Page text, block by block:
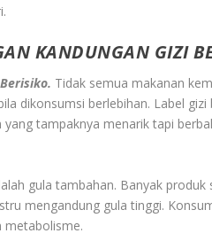
KANDUNGAN GIZI
Tidak semua makanan
dikonsumsi berlebihan. Label gizi
tampaknya menarik tapi
gula tambahan. Banyak
mengandung gula tinggi.
metabolisme.